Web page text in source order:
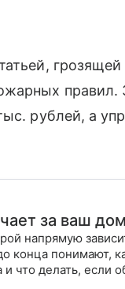
правил.
рублей, а
за ваш
напрямую
конца понимают,
и что делать, если